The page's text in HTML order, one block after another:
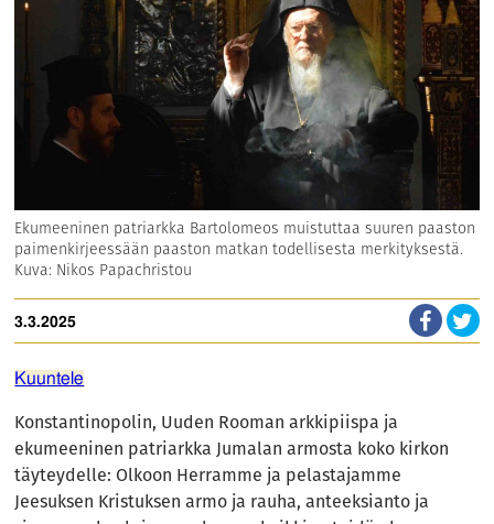
Ekumeeninen patriarkka Bartolomeos muistuttaa suuren paaston
paimenkirjeessään paaston matkan todellisesta merkityksestä.
Kuva: Nikos Papachristou
3.3.2025
Kuuntele
Konstantinopolin, Uuden Rooman arkkipiispa ja
ekumeeninen patriarkka Jumalan armosta koko kirkon
täyteydelle: Olkoon Herramme ja pelastajamme
Jeesuksen Kristuksen armo ja rauha, anteeksianto ja